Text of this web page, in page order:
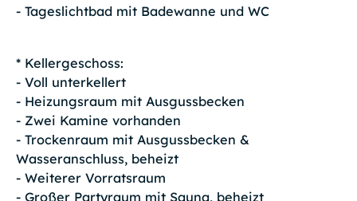
- Tageslichtbad mit Badewanne und WC
* Kellergeschoss:
- Voll unterkellert
- Heizungsraum mit Ausgussbecken
- Zwei Kamine vorhanden
- Trockenraum mit Ausgussbecken &
Wasseranschluss, beheizt
- Weiterer Vorratsraum
- Großer Partyraum mit Sauna, beheizt